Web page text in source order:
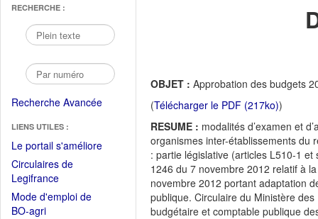
RECHERCHE :
Recherche Avancée
LIENS UTILES :
Le portail s'améliore(Fichier
Circulaires de
Legifrance(Ouvrir
dans
une
Mode d'emploi de
BO-agri(Ouvrir
OBJET : Approbation des budgets
(Télécharger le PDF (217ko))
RESUME : modalités d’examen et
organismes inter-établissements du
: partie législative (articles L510-1
1246 du 7 novembre 2012 relatif à
novembre 2012 portant adaptation
publique. Circulaire du Ministère
budgétaire et comptable publique